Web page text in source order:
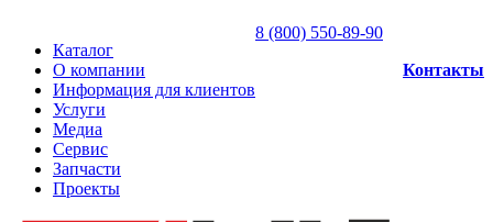
Каталог
О компании
Информация для клиентов
Услуги
Медиа
Сервис
Запчасти
Проекты
8 (800) 550-89-90
Контакты